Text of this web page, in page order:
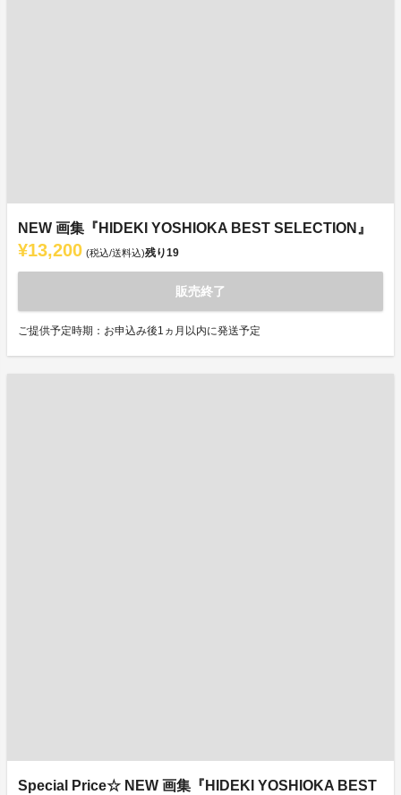
NEW 画集『HIDEKI YOSHIOKA BEST SELECTION』
¥13,200 (税込/送料込)残り19
販売終了
ご提供予定時期：お申込み後1ヵ月以内に発送予定
Special Price☆ NEW 画集『HIDEKI YOSHIOKA BEST